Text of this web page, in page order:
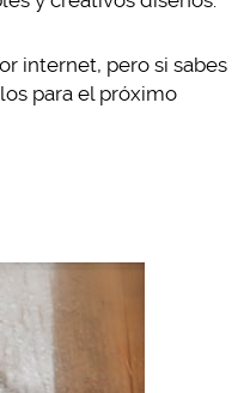
internet, pero si sabes
para el próximo